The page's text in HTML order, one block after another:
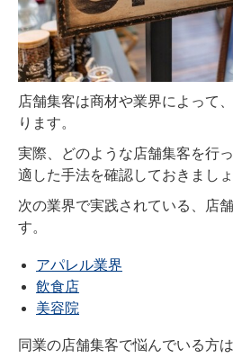
店舗集客は商材や業界によって
ります。
実際、どのような店舗集客を行
適した手法を確認しておきましょ
次の業界で実践されている、店
す。
アパレル業界
飲食店
美容院
同業の店舗集客で悩んでいる方